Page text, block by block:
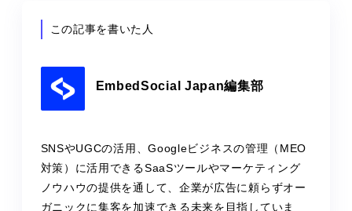
この記事を書いた人
EmbedSocial Japan編集部
SNSやUGCの活用、Googleビジネスの管理（MEO
対策）に活用できるSaaSツールやマーケティング
ノウハウの提供を通して、企業が広告に頼らずオー
ガニックに集客を加速できる未来を目指していま